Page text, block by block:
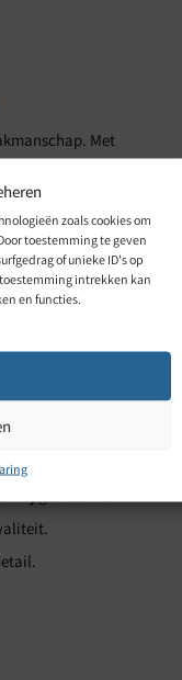
zoals cookies om
toestemming te geven
of unieke ID's op
intrekken kan
en functies.
Met
Van één tot
pas goed als de
keuze aan